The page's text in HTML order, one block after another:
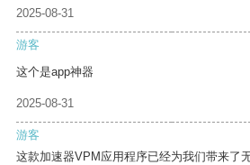
2025-08-31
游客
这个是app神器
2025-08-31
游客
这款加速器VPM应用程序已经为我们带来了